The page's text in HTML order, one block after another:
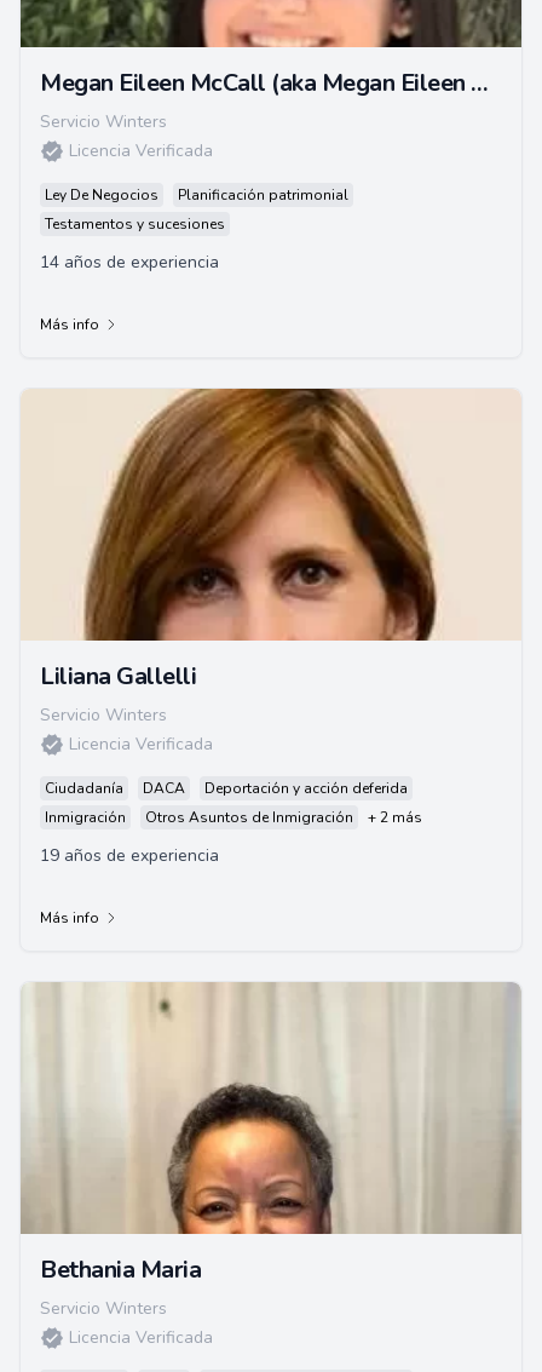
Megan Eileen McCall (aka Megan Eileen Bruce)
Servicio Winters
Licencia Verificada
Ley De Negocios
Planificación patrimonial
Testamentos y sucesiones
14 años de experiencia
Más info
Liliana Gallelli
Servicio Winters
Licencia Verificada
Ciudadanía DACA
Deportación y acción deferida
Inmigración
Otros Asuntos de Inmigración + 2 más
19 años de experiencia
Más info
Bethania Maria
Servicio Winters
Licencia Verificada